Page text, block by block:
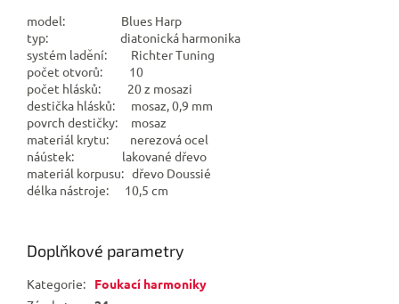
model: Blues Harp
typ: diatonická harmonika
systém ladění: Richter Tuning
počet otvorů: 10
počet hlásků: 20 z mosazi
destička hlásků: mosaz, 0,9 mm
povrch destičky: mosaz
materiál krytu: nerezová ocel
náústek: lakované dřevo
materiál korpusu: dřevo Doussié
délka nástroje: 10,5 cm
Doplňkové parametry
Kategorie:
Foukací harmoniky